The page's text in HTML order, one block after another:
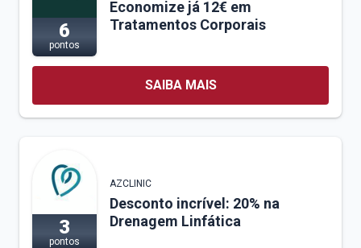
6
pontos
Economize já 12€ em
Tratamentos Corporais
SAIBA MAIS
3
pontos
AZCLINIC
Desconto incrível: 20% na
Drenagem Linfática